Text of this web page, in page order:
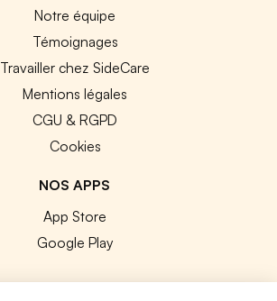
Notre équipe
Témoignages
Travailler chez SideCare
Mentions légales
CGU & RGPD
Cookies
NOS APPS
App Store
Google Play